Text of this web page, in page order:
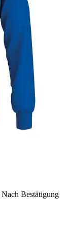
Nach Bestätigung